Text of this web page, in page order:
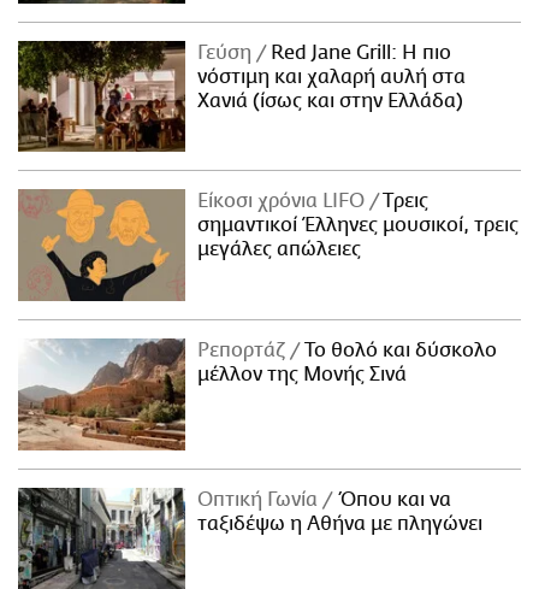
Γεύση
Red Jane Grill: Η πιο
νόστιμη και χαλαρή αυλή στα
Χανιά (ίσως και στην Ελλάδα)
Είκοσι χρόνια LIFO
Tρεις
σημαντικοί Έλληνες μουσικοί, τρεις
μεγάλες απώλειες
Ρεπορτάζ
Το θολό και δύσκολο
μέλλον της Μονής Σινά
Οπτική Γωνία
Όπου και να
ταξιδέψω η Αθήνα με πληγώνει